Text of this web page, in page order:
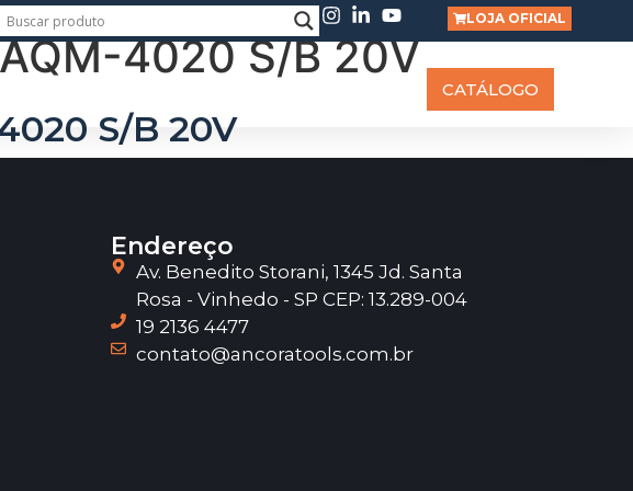
LOJA OFICIAL
TRABALHE CONOSCO CATÁLOGO
4020 S/B 20V
S/B 20V
Endereço
Av. Benedito Storani, 1345 Jd. Santa
Rosa - Vinhedo - SP CEP: 13.289-004
19 2136 4477
contato@ancoratools.com.br